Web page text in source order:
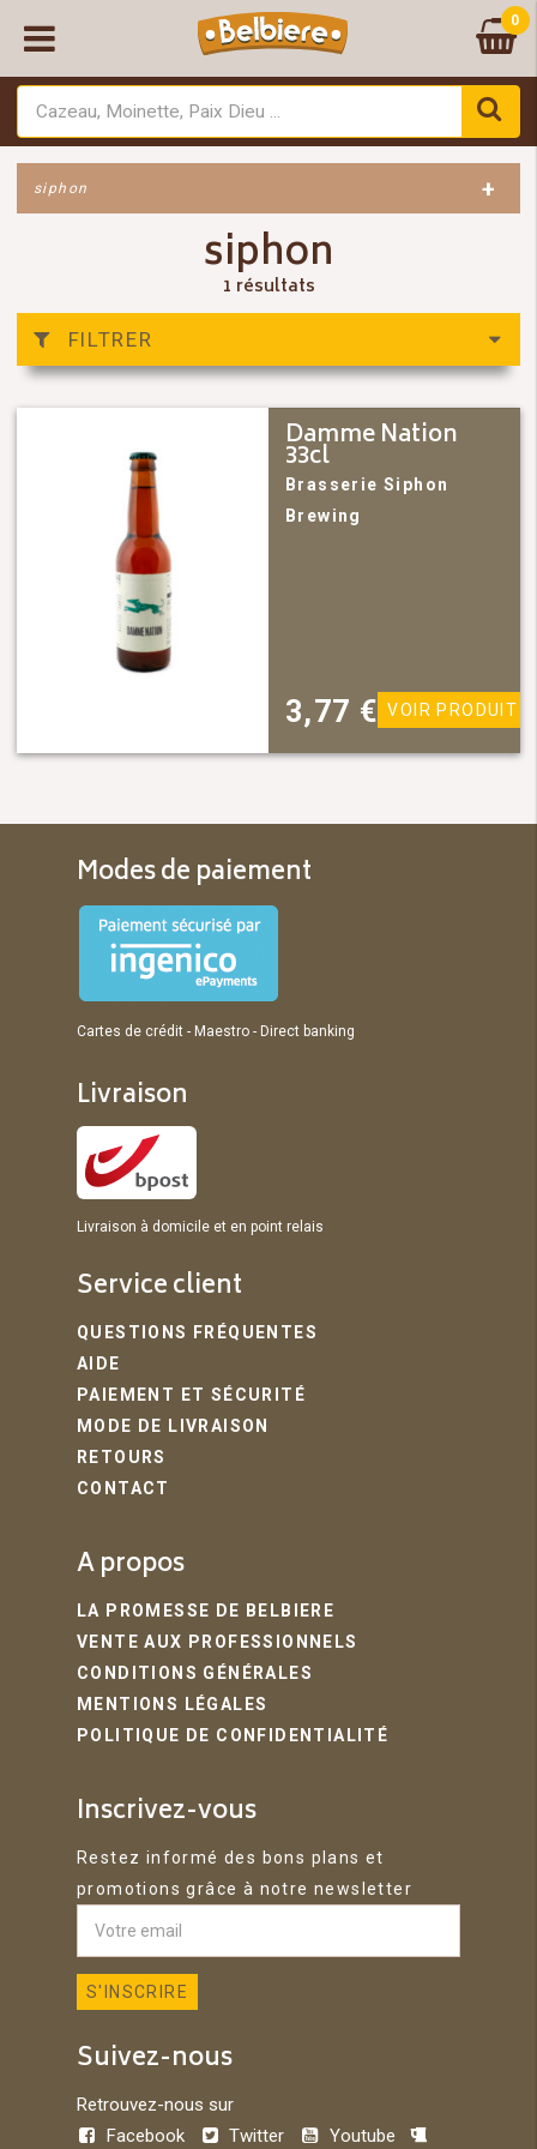
0
siphon +
siphon
1 résultats
FILTRER
Damme Nation
33cl
Brasserie Siphon
Brewing
3,77 € VOIR PRODUIT
Modes de paiement
Cartes de crédit - Maestro - Direct banking
Livraison
Livraison à domicile et en point relais
Service client
QUESTIONS FRÉQUENTES
AIDE
PAIEMENT ET SÉCURITÉ
MODE DE LIVRAISON
RETOURS
CONTACT
A propos
LA PROMESSE DE BELBIERE
VENTE AUX PROFESSIONNELS
CONDITIONS GÉNÉRALES
MENTIONS LÉGALES
POLITIQUE DE CONFIDENTIALITÉ
Inscrivez-vous
Restez informé des bons plans et
promotions grâce à notre newsletter
Suivez-nous
Retrouvez-nous sur
Facebook
Twitter Youtube